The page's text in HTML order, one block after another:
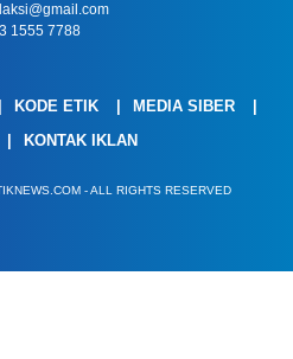
1555 7788
KODE ETIK
MEDIA SIBER
KONTAK IKLAN
- ALL RIGHTS RESERVED